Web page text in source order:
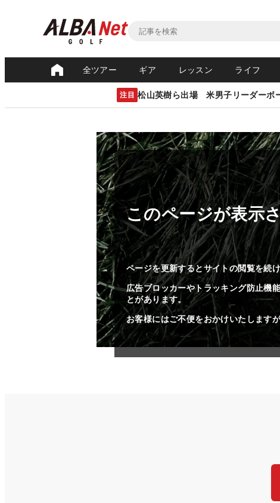
全ツアー ギア レッスン ライフ
注目 松山英樹ら出場 米男子リーダーボ
このページが表示
ページを更新するとサイトの閲覧を続
広告ブロッカーやトラッキング防止機
とがあります。
お客様にはご不便をおかけいたします